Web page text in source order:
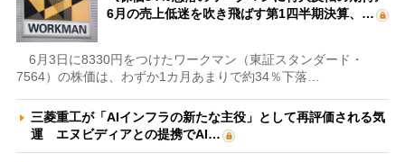
6月の売上低迷を吹き飛ばす第1四半期決算、…
6月3日に8330円をつけたワークマン（東証スタンダード・
7564）の株価は、わずか1カ月あまりで約34％下落…
三菱重工が「AIインフラの新たな主役」として再評価される気
運 エヌビディアとの提携でAI…